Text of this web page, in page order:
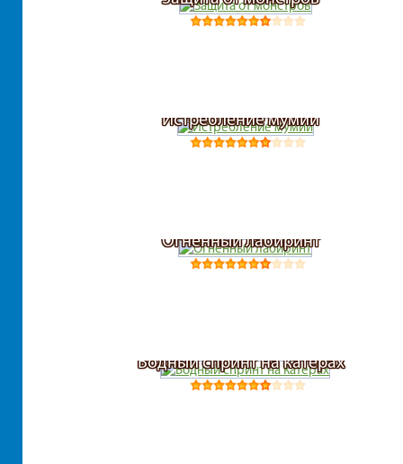
Истребление мумий
Огненный лабиринт
Водный спринт на катерах